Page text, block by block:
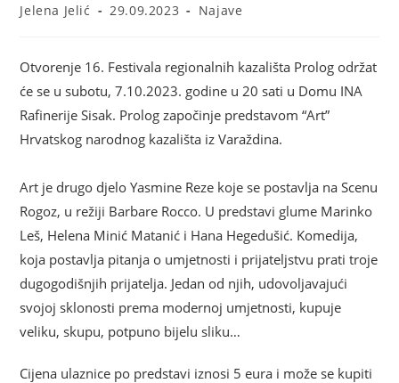
Jelena Jelić 29.09.2023 Najave
Otvorenje 16. Festivala regionalnih kazališta Prolog održat
će se u subotu, 7.10.2023. godine u 20 sati u Domu INA
Rafinerije Sisak. Prolog započinje predstavom “Art”
Hrvatskog narodnog kazališta iz Varaždina.
Art je drugo djelo Yasmine Reze koje se postavlja na Scenu
Rogoz, u režiji Barbare Rocco. U predstavi glume Marinko
Leš, Helena Minić Matanić i Hana Hegedušić. Komedija,
koja postavlja pitanja o umjetnosti i prijateljstvu prati troje
dugogodišnjih prijatelja. Jedan od njih, udovoljavajući
svojoj sklonosti prema modernoj umjetnosti, kupuje
veliku, skupu, potpuno bijelu sliku…
Cijena ulaznice po predstavi iznosi 5 eura i može se kupiti